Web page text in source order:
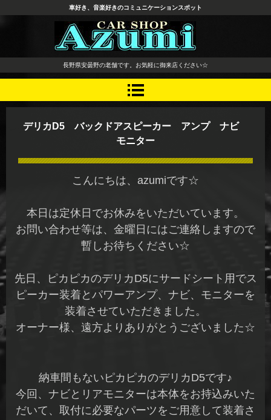
長野県 安曇野市 タイヤ ホ
イール デッドニング カーオ
ーディオ レカロシート
車好き、音楽好きのコミュニケーションスポット
長野県安曇野の老舗です。お気軽に御来店ください☆
デリカD5 バックドアスピーカー アンプ ナビ
モニター
こんにちは、azumiです☆
本日は定休日でお休みをいただいています。
お問い合わせ等は、金曜日にはご連絡しますので
暫しお待ちください☆
先日、ピカピカのデリカD5にサードシート用でス
ピーカー装着とパワーアンプ、ナビ、モニターを
装着させていただきました。
オーナー様、遠方よりありがとうございました☆
納車間もないピカピカのデリカD5です♪
今回、ナビとリアモニターは本体をお持込みいた
だいて、取付に必要なパーツをご用意して装着さ